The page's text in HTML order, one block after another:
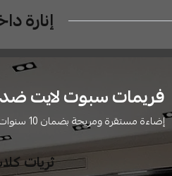
إنارة
فريمات سبوت لايت ضد
إضاءة مستقرة ومريحة بضمان 10 سنوات
ثريات